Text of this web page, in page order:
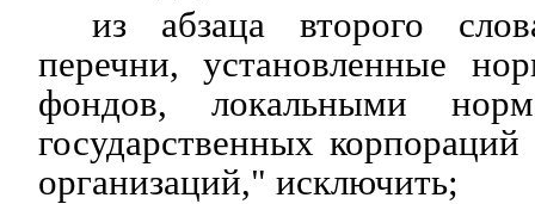
из абзаца второго
перечни, установленные
фондов, локальными
государственных
организаций," исключить;